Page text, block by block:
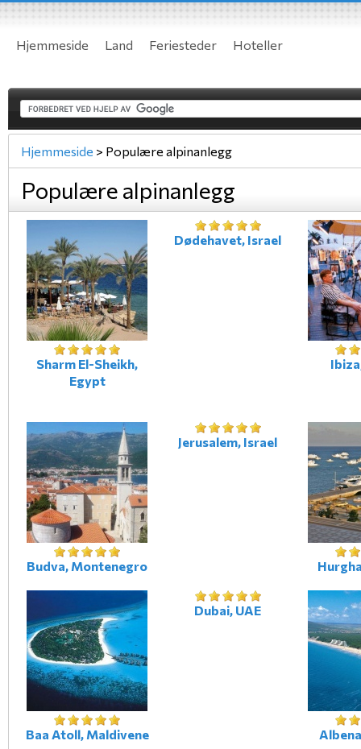
Hjemmeside Land Feriesteder Hoteller
Hjemmeside > Populære alpinanlegg
Populære alpinanlegg
Sharm El-Sheikh,
Egypt
Dødehavet, Israel
Budva, Montenegro
Jerusalem, Israel
Baa Atoll, Maldivene
Dubai, UAE